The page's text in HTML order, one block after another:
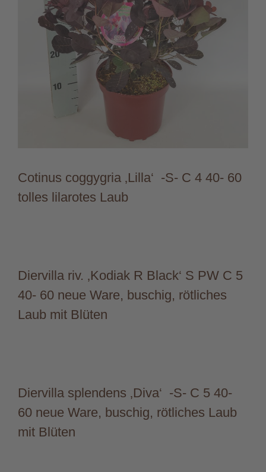
Cotinus coggygria ‚Lilla‘ -S- C 4 40- 60
tolles lilarotes Laub
Diervilla riv. ‚Kodiak R Black‘ S PW C 5
40- 60 neue Ware, buschig, rötliches
Laub mit Blüten
Diervilla splendens ‚Diva‘ -S- C 5 40-
60 neue Ware, buschig, rötliches Laub
mit Blüten